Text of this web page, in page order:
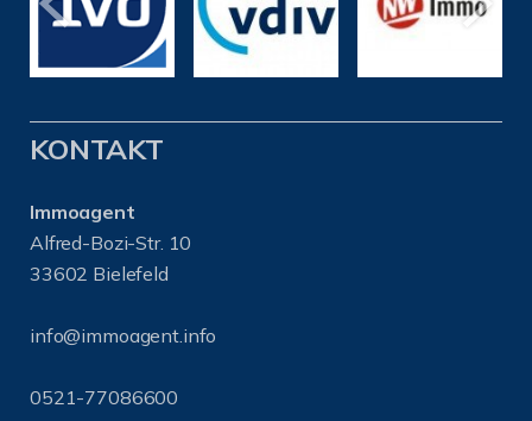
KONTAKT
Immoagent
Alfred-Bozi-Str. 10
33602 Bielefeld
info@immoagent.info
0521-77086600